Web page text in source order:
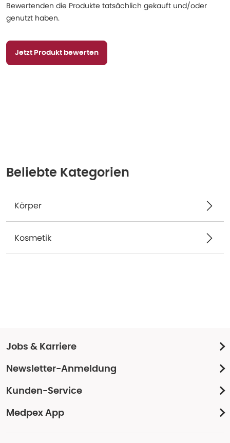
Bewertenden die Produkte tatsächlich gekauft und/oder
genutzt haben.
Jetzt Produkt bewerten
Beliebte Kategorien
Körper
Kosmetik
Jobs & Karriere
Newsletter-Anmeldung
Kunden-Service
Medpex App